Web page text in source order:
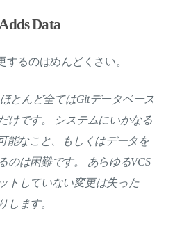
Data
るのはめんどくさい。
とんど全てはGitデータベース
けです。 システムにいかなる
能なこと、もしくはデータを
のは困難です。 あらゆるVCS
トしていない変更は失った
します。